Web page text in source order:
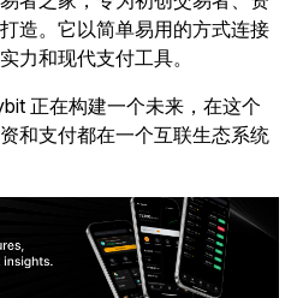
造。它以简单易用的方式连接
力和现代支付工具。
正在构建一个未来，在这个
和支付都在一个互联生态系统